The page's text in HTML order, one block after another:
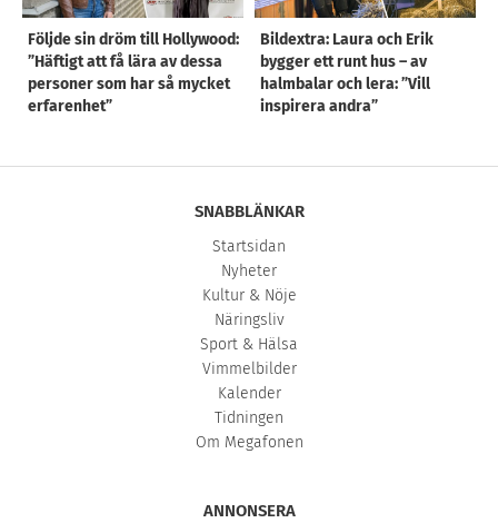
Följde sin dröm till Hollywood:
”Häftigt att få lära av dessa
personer som har så mycket
erfarenhet”
Bildextra: Laura och Erik
bygger ett runt hus – av
halmbalar och lera: ”Vill
inspirera andra”
SNABBLÄNKAR
Startsidan
Nyheter
Kultur & Nöje
Näringsliv
Sport & Hälsa
Vimmelbilder
Kalender
Tidningen
Om Megafonen
ANNONSERA